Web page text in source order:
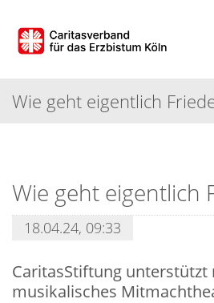
Wie geht eigentlich
Wie geht eigentlich
18.04.24, 09:33
CaritasStiftung unterstützt
musikalisches